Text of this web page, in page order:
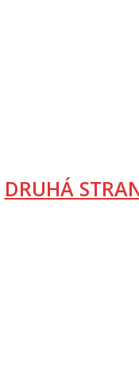
DRUHÁ